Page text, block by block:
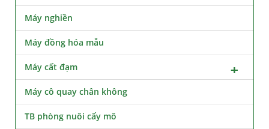
Máy nghiền
Máy đồng hóa mẫu
Máy cất đạm
Máy cô quay chân không
TB phòng nuôi cấy mô